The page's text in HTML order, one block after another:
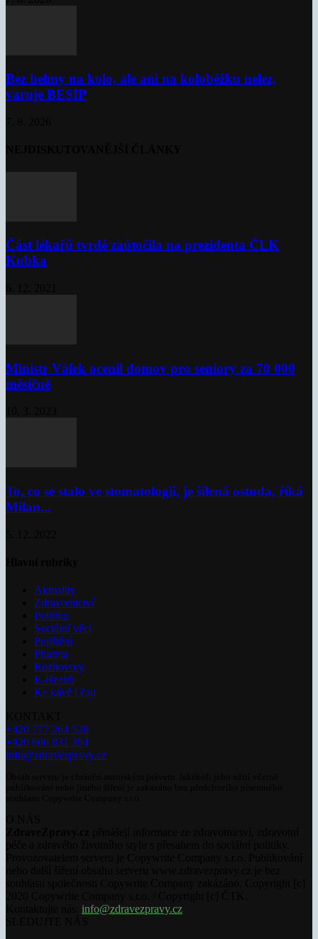
Bez helmy na kolo, ale ani na koloběžku nelez,
varuje BESIP
Část lékařů tvrdě zaútočila na prezidenta ČLK
Kubka
Ministr Válek ocenil domov pro seniory za 70 000
měsíčně
To, co se stalo ve stomatologii, je šílená ostuda, říká
Milan...
Aktuality
Zdravotnictví
Politika
Sociální věci
Pojištění
Pharma
Rozhovory
E-Health
Ke kávě i čaji
+420 777 264 528
+420 606 831 394
info@zdravezpravy.cz
info@zdravezpravy.cz